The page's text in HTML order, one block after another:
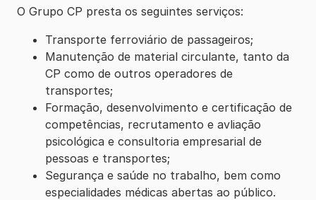
O Grupo CP presta os seguintes serviços:
Transporte ferroviário de passageiros;
Manutenção de material circulante, tanto da
CP como de outros operadores de
transportes;
Formação, desenvolvimento e certificação de
competências, recrutamento e avliação
psicológica e consultoria empresarial de
pessoas e transportes;
Segurança e saúde no trabalho, bem como
especialidades médicas abertas ao público.